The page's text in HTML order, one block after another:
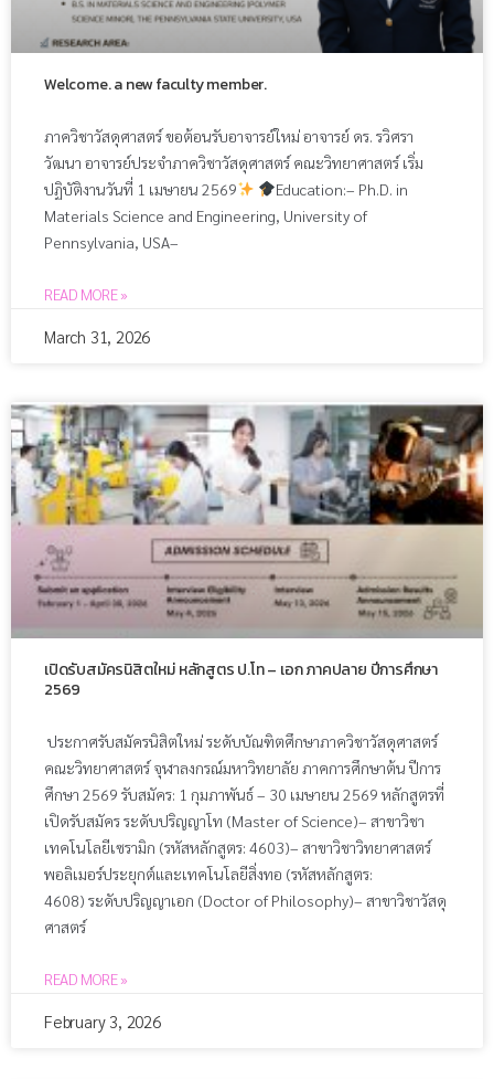
Welcome. a new faculty member.
ภาควิชาวัสดุศาสตร์ ขอต้อนรับอาจารย์ใหม่ อาจารย์ ดร. รวิศรา
วัฒนา อาจารย์ประจำภาควิชาวัสดุศาสตร์ คณะวิทยาศาสตร์ เริ่ม
ปฏิบัติงานวันที่ 1 เมษายน 2569
Education:– Ph.D. in
Materials Science and Engineering, University of
Pennsylvania, USA–
READ MORE »
March 31, 2026
เปิดรับสมัครนิสิตใหม่ หลักสูตร ป.โท – เอก ภาคปลาย ปีการศึกษา
2569
ประกาศรับสมัครนิสิตใหม่ ระดับบัณฑิตศึกษาภาควิชาวัสดุศาสตร์
คณะวิทยาศาสตร์ จุฬาลงกรณ์มหาวิทยาลัย ภาคการศึกษาต้น ปีการ
ศึกษา 2569 รับสมัคร: 1 กุมภาพันธ์ – 30 เมษายน 2569 หลักสูตรที่
เปิดรับสมัคร ระดับปริญญาโท (Master of Science)– สาขาวิชา
เทคโนโลยีเซรามิก (รหัสหลักสูตร: 4603)– สาขาวิชาวิทยาศาสตร์
พอลิเมอร์ประยุกต์และเทคโนโลยีสิ่งทอ (รหัสหลักสูตร:
4608) ระดับปริญญาเอก (Doctor of Philosophy)– สาขาวิชาวัสดุ
ศาสตร์
READ MORE »
February 3, 2026